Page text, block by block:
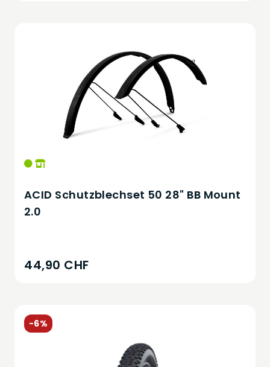
ACID Schutzblechset 50 28" BB Mount
2.0
44,90 CHF
-6%